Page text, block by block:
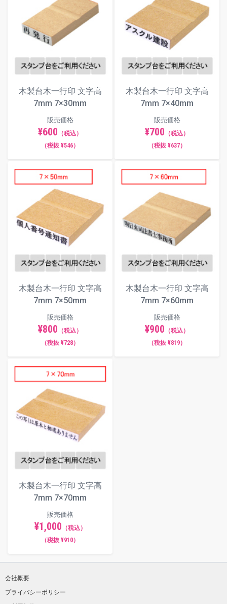
木製台木一行印 文字高
7mm 7×30mm
販売価格
¥600 （税込）
（税抜 ¥546）
木製台木一行印 文字高
7mm 7×40mm
販売価格
¥700 （税込）
（税抜 ¥637）
木製台木一行印 文字高
7mm 7×50mm
販売価格
¥800 （税込）
（税抜 ¥728）
木製台木一行印 文字高
7mm 7×60mm
販売価格
¥900 （税込）
（税抜 ¥819）
木製台木一行印 文字高
7mm 7×70mm
販売価格
¥1,000 （税込）
（税抜 ¥910）
会社概要
プライバシーポリシー